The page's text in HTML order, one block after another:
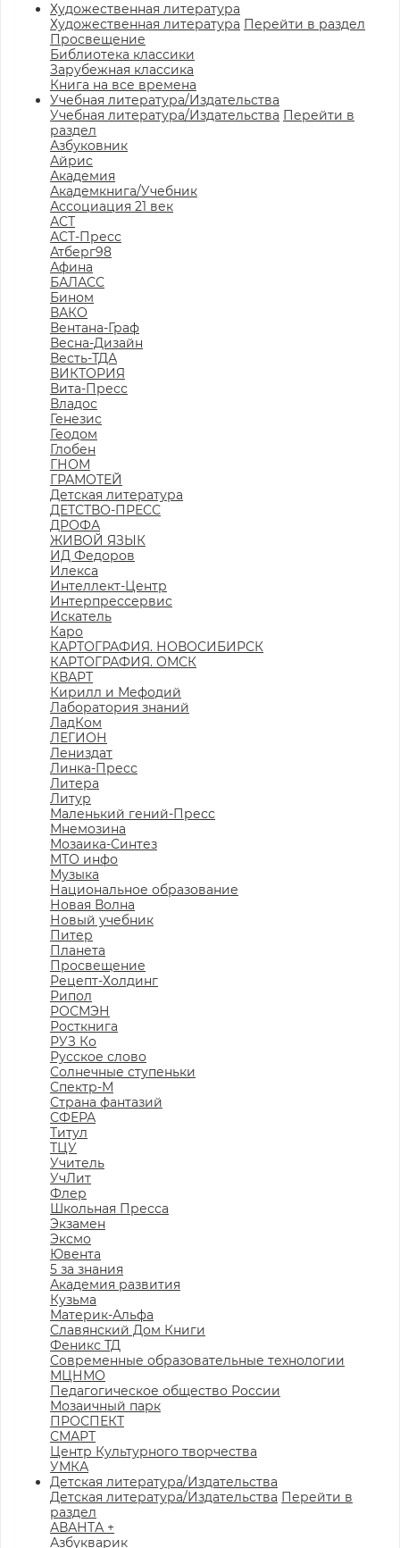
Художественная литература
Художественная литература Перейти в раздел
Просвещение
Библиотека классики
Зарубежная классика
Книга на все времена
Учебная литература/Издательства
Учебная литература/Издательства Перейти в
раздел
Азбуковник
Айрис
Академия
Академкнига/Учебник
Ассоциация 21 век
АСТ
АСТ-Пресс
Атберг98
Афина
БАЛАСС
Бином
ВАКО
Вентана-Граф
Весна-Дизайн
Весть-ТДА
ВИКТОРИЯ
Вита-Пресс
Владос
Генезис
Геодом
Глобен
ГНОМ
ГРАМОТЕЙ
Детская литература
ДЕТСТВО-ПРЕСС
ДРОФА
ЖИВОЙ ЯЗЫК
ИД Федоров
Илекса
Интеллект-Центр
Интерпрессервис
Искатель
Каро
КАРТОГРАФИЯ. НОВОСИБИРСК
КАРТОГРАФИЯ. ОМСК
КВАРТ
Кирилл и Мефодий
Лаборатория знаний
ЛадКом
ЛЕГИОН
Лениздат
Линка-Пресс
Литера
Литур
Маленький гений-Пресс
Мнемозина
Мозаика-Синтез
МТО инфо
Музыка
Национальное образование
Новая Волна
Новый учебник
Питер
Планета
Просвещение
Рецепт-Холдинг
Рипол
РОСМЭН
Росткнига
РУЗ Ко
Русское слово
Солнечные ступеньки
Спектр-М
Страна фантазий
СФЕРА
Титул
ТЦУ
Учитель
УчЛит
Флер
Школьная Пресса
Экзамен
Эксмо
Ювента
5 за знания
Академия развития
Кузьма
Материк-Альфа
Славянский Дом Книги
Феникс ТД
Современные образовательные технологии
МЦНМО
Педагогическое общество России
Мозаичный парк
ПРОСПЕКТ
СМАРТ
Центр Культурного творчества
УМКА
Детская литература/Издательства
Детская литература/Издательства Перейти в
раздел
АВАНТА +
Азбукварик